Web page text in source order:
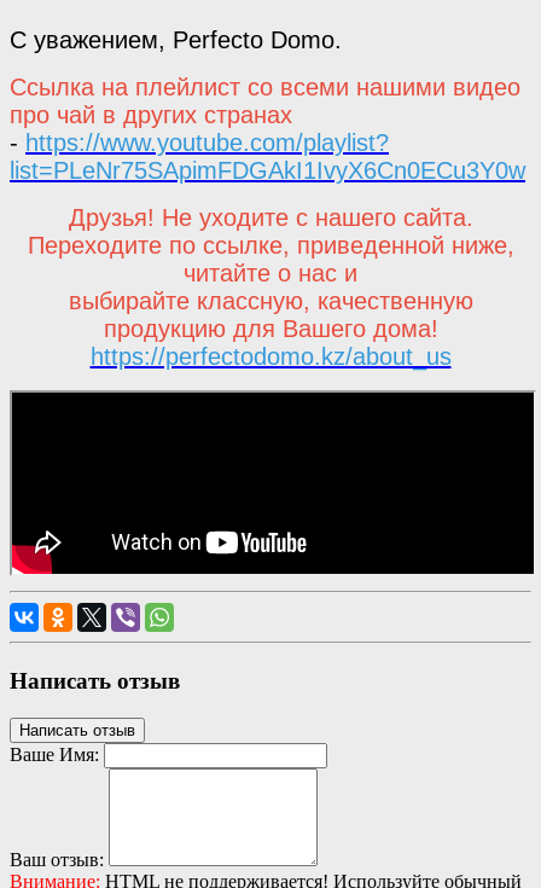
С уважением, Perfecto Domo.
Ссылка на плейлист со всеми нашими видео
про чай в других странах
- https://www.youtube.com/playlist?
list=PLeNr75SApimFDGAkI1IvyX6Cn0ECu3Y0w
Друзья! Не уходите с нашего сайта.
Переходите по ссылке, приведенной ниже,
читайте о нас и
выбирайте классную, качественную
продукцию для Вашего дома!
https://perfectodomo.kz/about_us
Написать отзыв
Написать отзыв
Ваше Имя:
Ваш отзыв:
Внимание: HTML не поддерживается! Используйте обычный